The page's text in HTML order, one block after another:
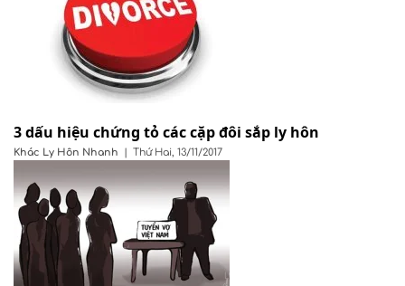
3 dấu hiệu chứng tỏ các cặp đôi sắp ly hôn
Khác Ly Hôn Nhanh | Thứ Hai, 13/11/2017